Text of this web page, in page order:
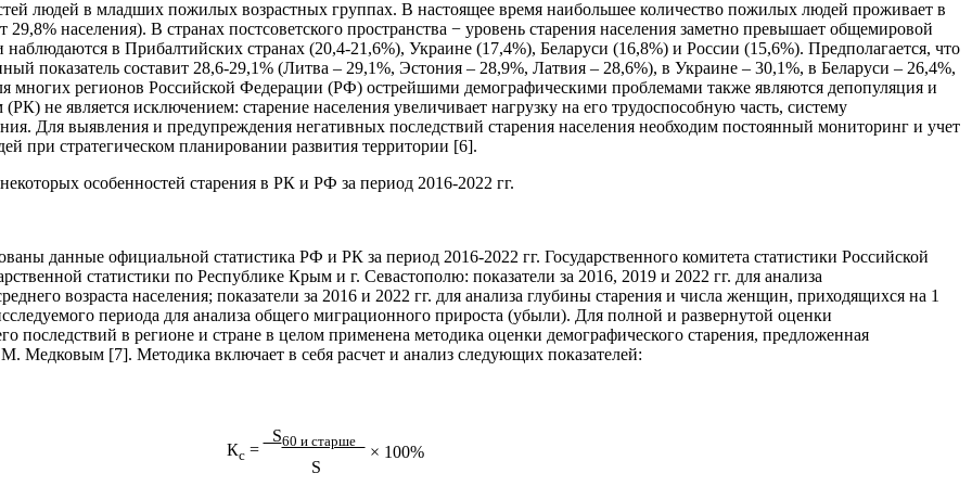
людей в младших пожилых возрастных группах. В настоящее время наибольшее количество пожилых людей проживает в
населения). В странах постсоветского пространства − уровень старения населения заметно превышает общемировой
наблюдаются в Прибалтийских странах (20,4-21,6%), Украине (17,4%), Беларуси (16,8%) и России (15,6%). Предполагается, что
показатель составит 28,6-29,1% (Литва – 29,1%, Эстония – 28,9%, Латвия – 28,6%), в Украине – 30,1%, в Беларуси – 26,4%,
многих регионов Российской Федерации (РФ) острейшими демографическими проблемами также являются депопуляция и
не является исключением: старение населения увеличивает нагрузку на его трудоспособную часть, систему
Для выявления и предупреждения негативных последствий старения населения необходим постоянный мониторинг и учет
при стратегическом планировании развития территории [6].
особенностей старения в РК и РФ за период 2016-2022 гг.
данные официальной статистика РФ и РК за период 2016-2022 гг. Государственного комитета статистики Российской
статистики по Республике Крым и г. Севастополю: показатели за 2016, 2019 и 2022 гг. для анализа
возраста населения; показатели за 2016 и 2022 гг. для анализа глубины старения и числа женщин, приходящихся на 1
периода для анализа общего миграционного прироста (убыли). Для полной и развернутой оценки
последствий в регионе и стране в целом применена методика оценки демографического старения, предложенная
Медковым [7]. Методика включает в себя расчет и анализ следующих показателей:
Кс=
S60 и старше
× 100%
S